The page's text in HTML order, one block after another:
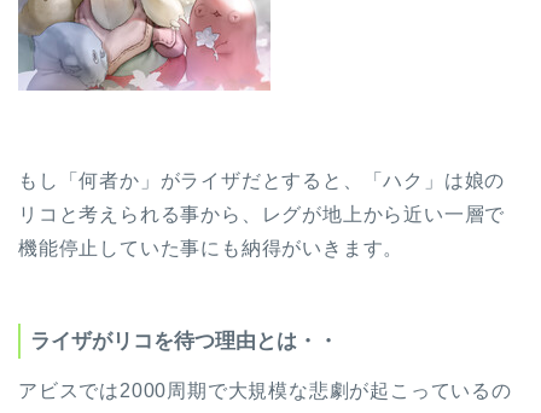
もし「何者か」がライザだとすると、「ハク」は娘の
リコと考えられる事から、レグが地上から近い一層で
機能停止していた事にも納得がいきます。
ライザがリコを待つ理由とは・・
アビスでは2000周期で大規模な悲劇が起こっているの